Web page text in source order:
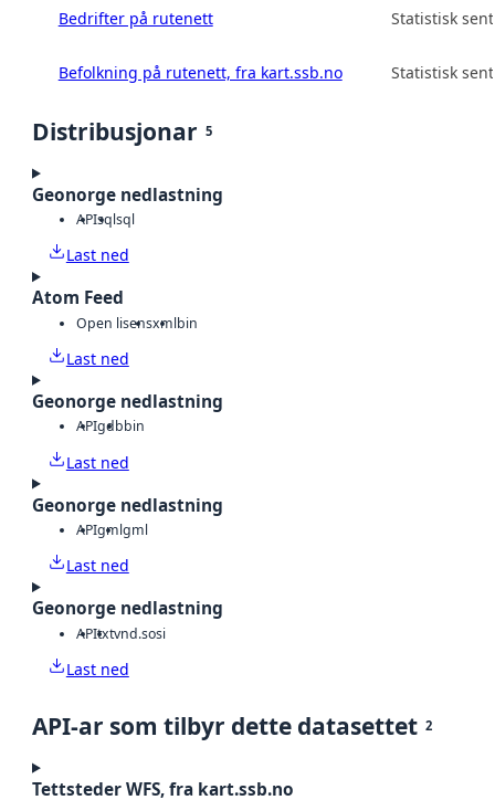
Bedrifter på rutenett Statistisk
Befolkning på rutenett, fra kart.ssb.no Statistisk
Distribusjonar 5
Geonorge nedlastning
APIsqlsql
Last ned
Atom Feed
Open lisensxmlbin
Last ned
Geonorge nedlastning
APIgdbbin
Last ned
Geonorge nedlastning
APIgmlgml
Last ned
Geonorge nedlastning
APItxtvnd.sosi
Last ned
API-ar som tilbyr dette datasettet 2
Tettsteder WFS, fra kart.ssb.no